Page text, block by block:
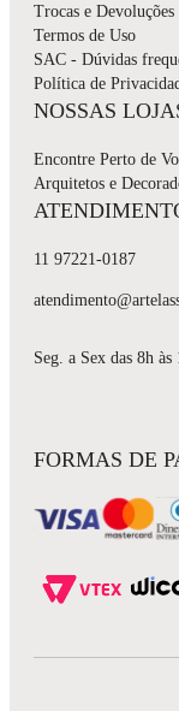
Trocas e Devoluções
Termos de Uso
SAC - Dúvidas
Política de
NOSSAS
Encontre Perto de
Arquitetos e
11 97221-0187
Seg. a Sex das 8h às
FORMAS DE